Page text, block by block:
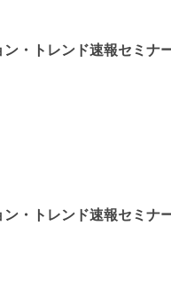
・トレンド速報セミナ
・トレンド速報セミナ